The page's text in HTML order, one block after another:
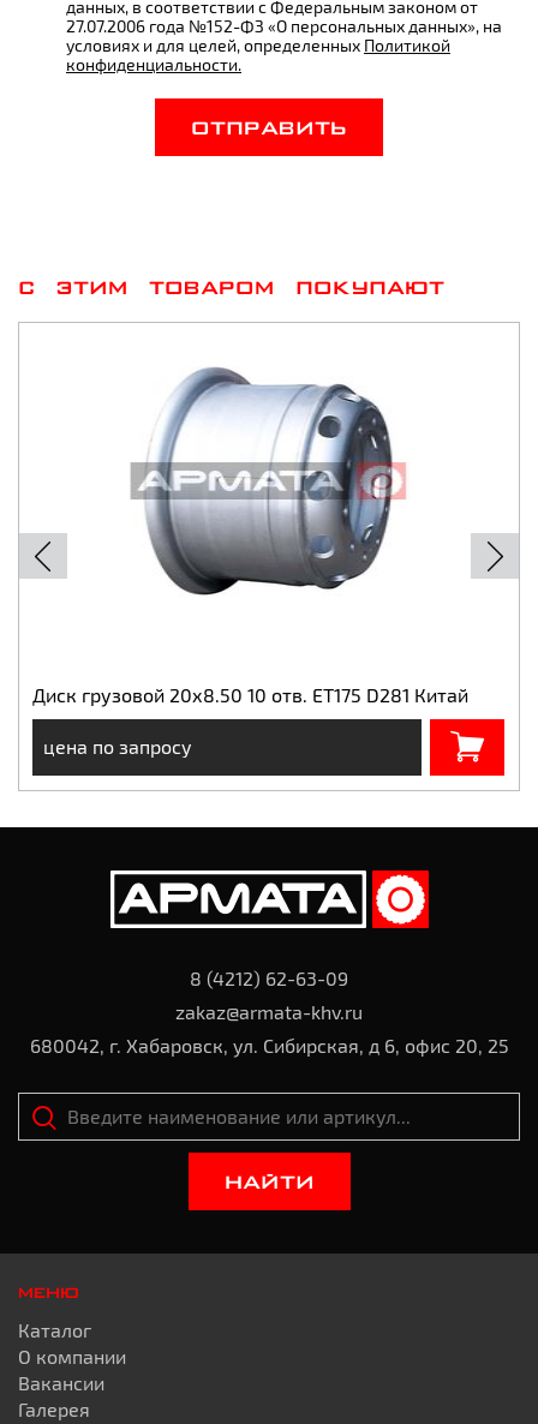
данных, в соответствии с Федеральным законом от
27.07.2006 года №152-ФЗ «О персональных данных», на
условиях и для целей, определенных Политикой
конфиденциальности.
ОТПРАВИТЬ
С ЭТИМ ТОВАРОМ ПОКУПАЮТ
Диск грузовой 20х8.50 10 отв. ET175 D281 Китай
цена по запросу
8 (4212) 62-63-09
zakaz@armata-khv.ru
680042, г. Хабаровск, ул. Сибирская, д 6, офис 20, 25
НАЙТИ
МЕНЮ
Каталог
О компании
Вакансии
Галерея